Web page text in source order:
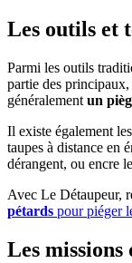
Les outils et
Parmi les outils
partie des
généralement un
Il existe également les
taupes à distance en
dérangent, ou encre
Avec Le Détaupeur,
pétards pour piéger
Les missions